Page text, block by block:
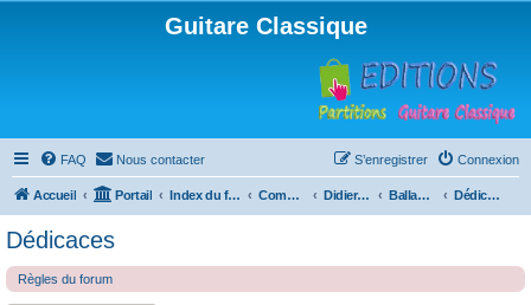
Guitare Classique
FAQ Nous contacter Connexion
S’enregistrer
Accueil Portail Index du forum Compositions Didierland Ballades et autres réveries Dédicaces
Dédicaces
Règles du forum